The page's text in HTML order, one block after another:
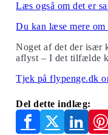
Læs også om det er
Du kan læse mere
Noget af det der især
aflyst – I det tilfælde
Tjek på flypenge.dk
Del dette indlæg: